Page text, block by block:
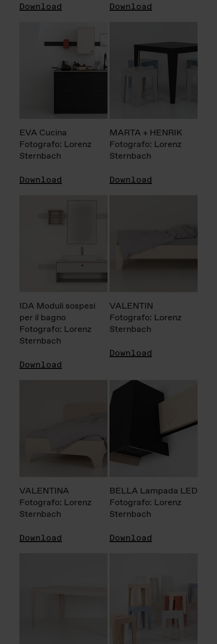
Download Download
EVA Cucina
Fotografo: Lorenz
Sternbach
Download
MARTA + HENRIK
Fotografo: Lorenz
Sternbach
Download
IDA Moduli sospesi
per il bagno
Fotografo: Lorenz
Sternbach
Download
VALENTIN
Fotografo: Lorenz
Sternbach
Download
VALENTINA
Fotografo: Lorenz
Sternbach
Download
BELLA Lampada LED
Fotografo: Lorenz
Sternbach
Download